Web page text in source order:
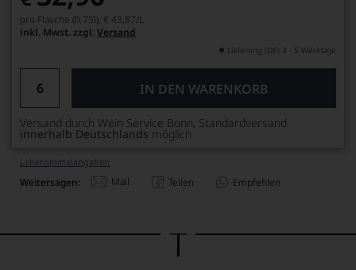
pro Flasche (0.75l), € 43,87/L
inkl. Mwst. zzgl. Versand
Lieferung (DE) 3 - 5 Werktage
IN DEN WARENKORB
Versand durch Wein Service Bonn, Standardversand
innerhalb Deutschlands möglich
Lebensmittel­angaben
Weitersagen: Mail Teilen Empfehlen